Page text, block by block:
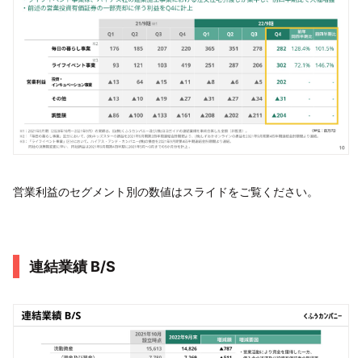
営業利益のセグメント別の数値はスライドをご覧ください。
連結業績 B/S